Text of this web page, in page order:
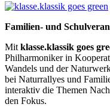
klasse.klassik
goes
green
Familien- und
Mit klasse.klassik goes
Philharmoniker in
Wandels und der
bei Naturrallyes und
interaktiv die Themen
den Fokus.